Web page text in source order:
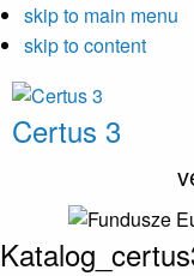
skip to main menu
skip to content
Certus 3